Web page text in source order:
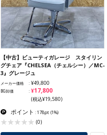
【中古】ビューティガレージ スタイリン
グチェア『CHELSEA（チェルシー）／MC-
3』グレージュ
メーカー価格 ¥49,800
BG卸価 ¥17,800
(税込¥19,580)
ポイント : 178pt (1%)
(0)